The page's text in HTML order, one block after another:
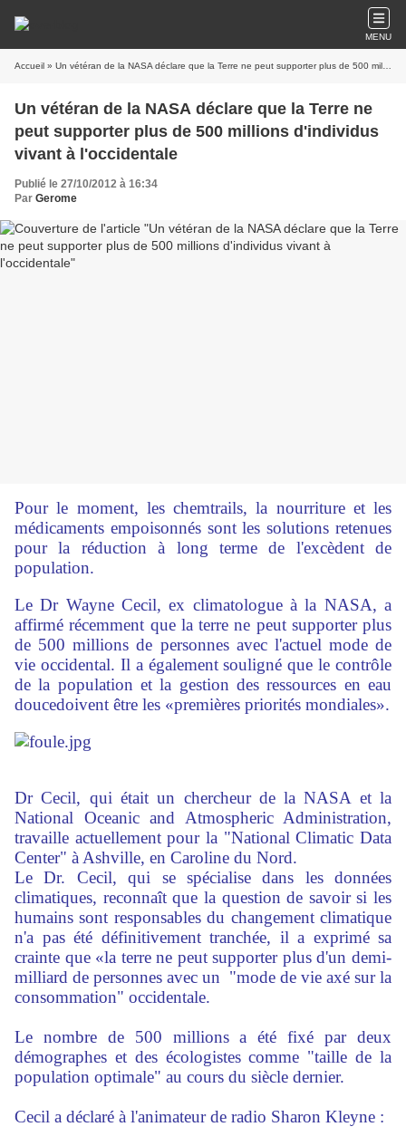
MENU
Accueil » Un vétéran de la NASA déclare que la Terre ne peut supporter plus de 500 millions d'individus vivant à l'occidentale
Un vétéran de la NASA déclare que la Terre ne
peut supporter plus de 500 millions d'individus
vivant à l'occidentale
Publié le 27/10/2012 à 16:34
Par Gerome
Pour le moment, les chemtrails, la nourriture et les
médicaments empoisonnés sont les solutions retenues
pour la réduction à long terme de l'excèdent de
population.
Le Dr Wayne Cecil, ex climatologue à la NASA, a
affirmé récemment que la terre ne peut supporter plus
de 500 millions de personnes avec l'actuel mode de
vie occidental. Il a également souligné que le contrôle
de la population et la gestion des ressources en eau
doucedoivent être les «premières priorités mondiales».
Dr Cecil, qui était un chercheur de la NASA et la
National Oceanic and Atmospheric Administration,
travaille actuellement pour la "National Climatic Data
Center" à Ashville, en Caroline du Nord.
Le Dr. Cecil, qui se spécialise dans les données
climatiques, reconnaît que la question de savoir si les
humains sont responsables du changement climatique
n'a pas été définitivement tranchée, il a exprimé sa
crainte que «la terre ne peut supporter plus d'un demi-
milliard de personnes avec un "mode de vie axé sur la
consommation" occidentale.
Le nombre de 500 millions a été fixé par deux
démographes et des écologistes comme "taille de la
population optimale" au cours du siècle dernier.
Cecil a déclaré à l'animateur de radio Sharon Kleyne :